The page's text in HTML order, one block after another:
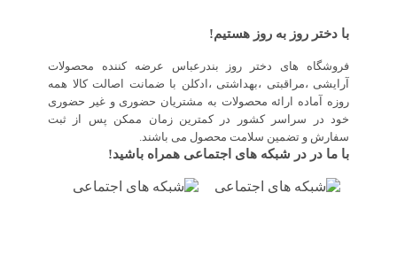
با دختر روز به روز هستیم!
فروشگاه های دختر روز بندرعباس عرضه کننده محصولات
آرایشی ،مراقبتی ،بهداشتی ،ادکلن با ضمانت اصالت کالا همه
روزه آماده ارائه محصولات به مشتریان حضوری و غیر حضوری
خود در سراسر کشور در کمترین زمان ممکن پس از ثبت
سفارش و تضمین سلامت محصول می باشند.
با ما در در شبکه های اجتماعی همراه باشید!